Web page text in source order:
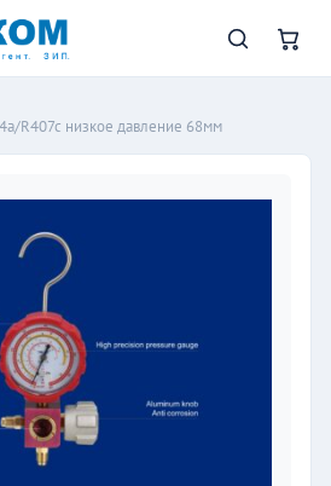
R407c низкое давление 68мм